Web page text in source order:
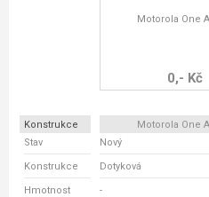
Motorola One
0,- Kč
Konstrukce Motorola One
Stav
Nový
Konstrukce Dotyková
Hmotnost -